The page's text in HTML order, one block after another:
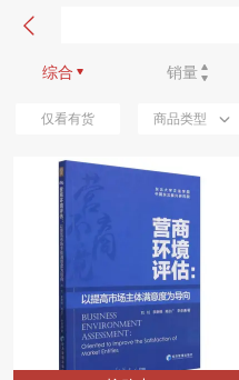
综合 销量
新品优先
仅看有货 商品类型